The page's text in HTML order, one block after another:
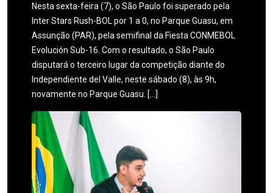
Nesta sexta-feira (7), o São Paulo foi superado pela
Inter Stars Rush-BOL por 1 a 0, no Parque Guasu, em
Assunção (PAR), pela semifinal da Fiesta CONMEBOL
Evolución Sub-16. Com o resultado, o São Paulo
disputará o terceiro lugar da competição diante do
Independiente del Valle, neste sábado (8), às 9h,
novamente no Parque Guasu. […]